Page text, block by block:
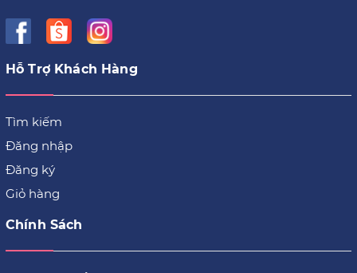
Hỗ Trợ Khách Hàng
Tìm kiếm
Đăng nhập
Đăng ký
Giỏ hàng
Chính Sách